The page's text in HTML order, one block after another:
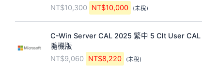
。
。
6
6
0
。
5
8
0
。
T
$
5
4
T
$
3
0
4
NT$10,300 價
格
N
T
$
NT$10,000 價
格
：
N
$
(未稅)
C-Win Server CAL 2025 繁中 5 Clt User CAL
隨機版
NT$9,060
始
價
格
NT$8,220
目
前
價
格
(未稅)